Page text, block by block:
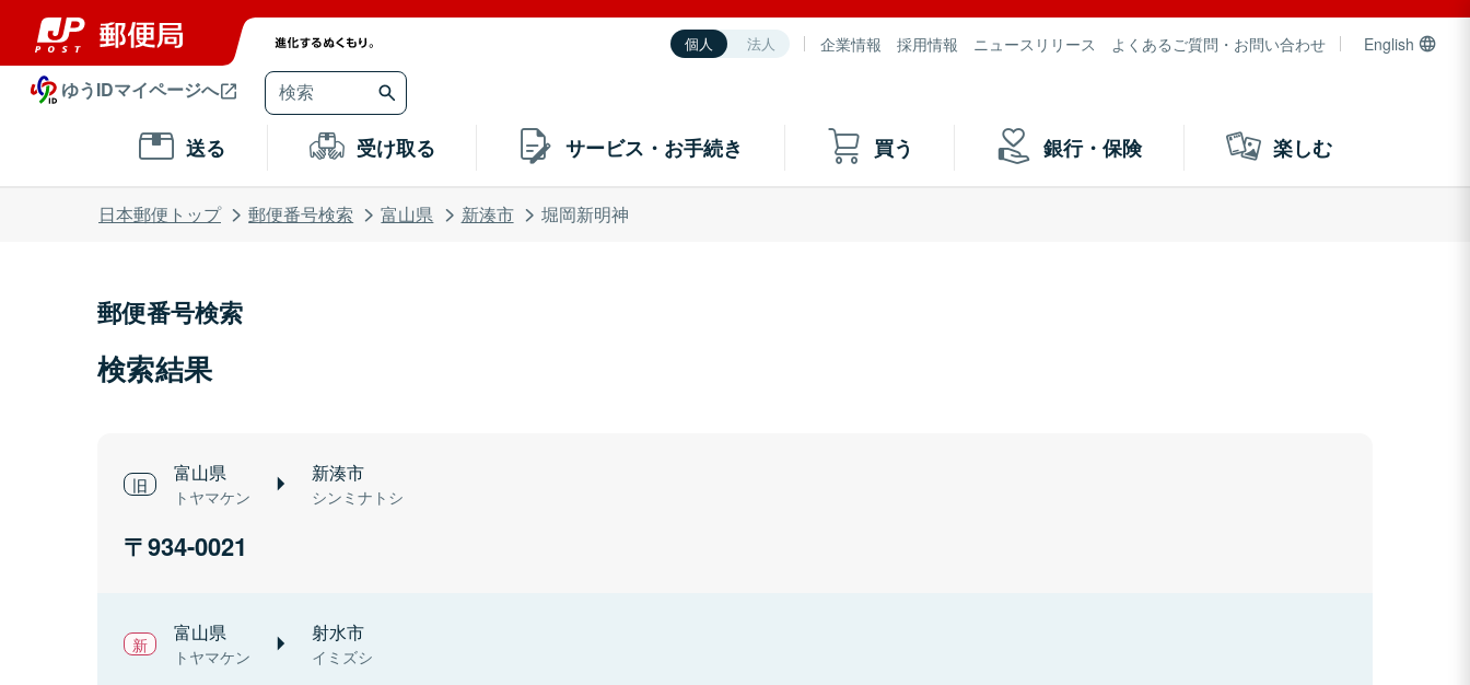
個人 法人 企業情報 採用情報 ニュースリリース よくあるご質問・お問い合わせ English
ゆうIDマイページへ
送る 受け取る サービス・お手続き 買う 銀行・保険 楽しむ
日本郵便トップ 郵便番号検索 富山県 新湊市 堀岡新明神
郵便番号検索
検索結果
富山県
トヤマケン
新湊市
シンミナトシ
934-0021
富山県
トヤマケン
射水市
イミズシ